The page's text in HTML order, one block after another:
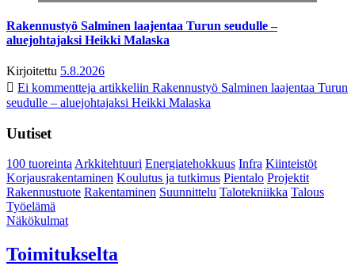
Rakennustyö Salminen laajentaa Turun seudulle –
aluejohtajaksi Heikki Malaska
Kirjoitettu 5.8.2026
Ei kommentteja artikkeliin Rakennustyö Salminen laajentaa Turun
seudulle – aluejohtajaksi Heikki Malaska
Uutiset
100 tuoreintaArkkitehtuuri Energiatehokkuus Infra Kiinteistöt
Korjausrakentaminen Koulutus ja tutkimus Pientalo Projektit
Rakennustuote Rakentaminen Suunnittelu Talotekniikka Talous
Työelämä
Näkökulmat
Toimitukselta